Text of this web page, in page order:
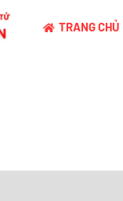
TRANG CHỦ